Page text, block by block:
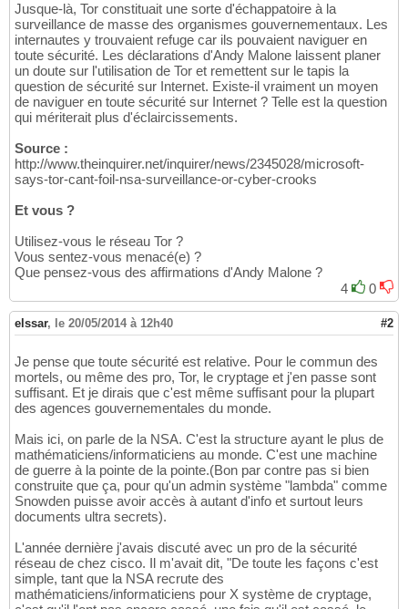
Jusque-là, Tor constituait une sorte d'échappatoire à la
surveillance de masse des organismes gouvernementaux. Les
internautes y trouvaient refuge car ils pouvaient naviguer en
toute sécurité. Les déclarations d'Andy Malone laissent planer
un doute sur l'utilisation de Tor et remettent sur le tapis la
question de sécurité sur Internet. Existe-il vraiment un moyen
de naviguer en toute sécurité sur Internet ? Telle est la question
qui mériterait plus d'éclaircissements.
Source :
http://www.theinquirer.net/inquirer/news/2345028/microsoft-
says-tor-cant-foil-nsa-surveillance-or-cyber-crooks
Et vous ?
Utilisez-vous le réseau Tor ?
Vous sentez-vous menacé(e) ?
Que pensez-vous des affirmations d'Andy Malone ?
4
0
elssar, le 20/05/2014 à 12h40 #2
Je pense que toute sécurité est relative. Pour le commun des
mortels, ou même des pro, Tor, le cryptage et j'en passe sont
suffisant. Et je dirais que c'est même suffisant pour la plupart
des agences gouvernementales du monde.
Mais ici, on parle de la NSA. C'est la structure ayant le plus de
mathématiciens/informaticiens au monde. C'est une machine
de guerre à la pointe de la pointe.(Bon par contre pas si bien
construite que ça, pour qu'un admin système "lambda" comme
Snowden puisse avoir accès à autant d'info et surtout leurs
documents ultra secrets).
L'année dernière j'avais discuté avec un pro de la sécurité
réseau de chez cisco. Il m'avait dit, "De toute les façons c'est
simple, tant que la NSA recrute des
mathématiciens/informaticiens pour X système de cryptage,